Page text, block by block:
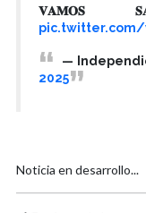
pic.twitter.com/
—
2025
Noticia en desarrollo...